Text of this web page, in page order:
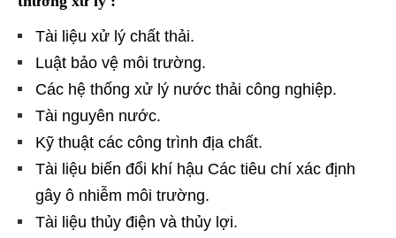
Tài liệu xử lý chất thải.
Luật bảo vệ môi trường.
Các hệ thống xử lý nước thải công nghiệp.
Tài nguyên nước.
Kỹ thuật các công trình địa chất.
Tài liệu biến đổi khí hậu Các tiêu chí xác định
gây ô nhiễm môi trường.
Tài liệu thủy điện và thủy lợi.